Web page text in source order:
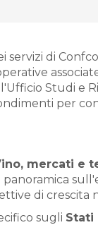
di
Studi e
per
mercati e
di crescita
sugli Stati